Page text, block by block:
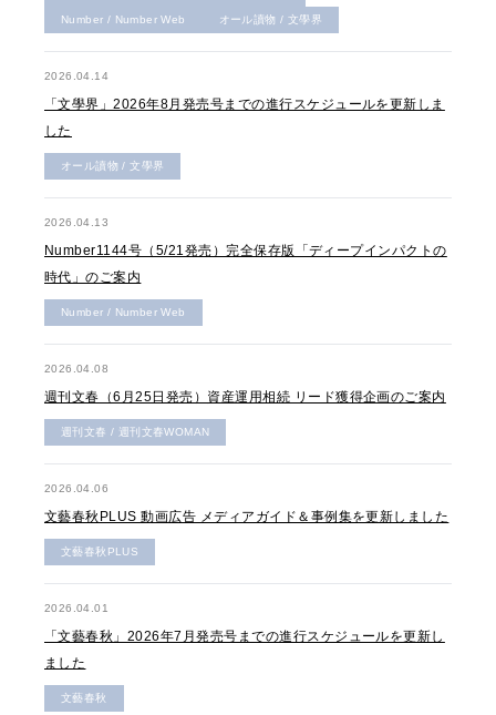
Number / Number Web オール讀物 / 文學界
2026.04.14
「文學界」2026年8月発売号までの進行スケジュールを更新しま
した
オール讀物 / 文學界
2026.04.13
Number1144号（5/21発売）完全保存版「ディープインパクトの
時代」のご案内
Number / Number Web
2026.04.08
週刊文春（6月25日発売）資産運用相続 リード獲得企画のご案内
週刊文春 / 週刊文春WOMAN
2026.04.06
文藝春秋PLUS 動画広告 メディアガイド＆事例集を更新しました
文藝春秋PLUS
2026.04.01
「文藝春秋」2026年7月発売号までの進行スケジュールを更新し
ました
文藝春秋